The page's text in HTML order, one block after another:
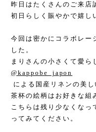
昨日はたくさんのご来店
初日らしく賑やかで嬉し
今回は密かにコラボレー
した。
まりさんの小さくて愛ら
@kappobe_japon
による国産リネンの美
茶杯の絵柄はお好きな組
こちらは残り少なくなっ
ってみてください。